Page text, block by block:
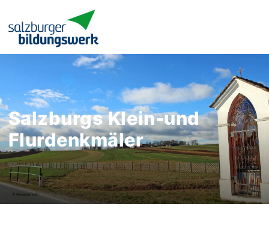
Salzburgs Klein-und
Flurdenkmäler